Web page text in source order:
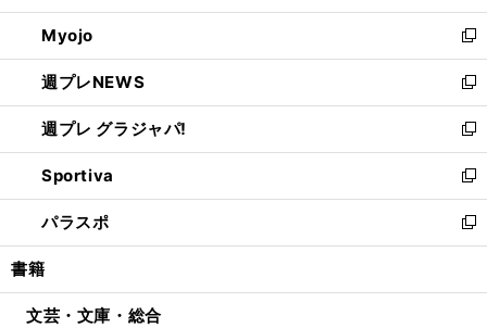
開
く
ウ
で
開
く
ン
ド
ウ
で
開
く
ウ
ィ
ン
ド
ウ
で
開
く
Myojo
新
し
い
ウ
ィ
ン
ド
ウ
で
開
週プレNEWS
新
し
い
ウ
ィ
ン
ド
ウ
開
週プレ グラジャパ!
新
し
い
ウ
ィ
ン
ウ
Sportiva
新
し
い
ウ
ン
パラスポ
新
し
ウ
書籍
文芸・文庫・総合